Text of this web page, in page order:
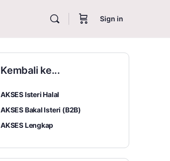
Sign in
Kembali ke...
AKSES Isteri Halal
AKSES Bakal Isteri (B2B)
AKSES Lengkap